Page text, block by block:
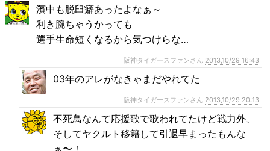
濱中も脱臼癖あったよなぁ～
利き腕ちゃうかっても
選手生命短くなるから気つけらな…
阪神タイガースファンさん 2013,10/29 16:43
03年のアレがなきゃまだやれてた
阪神タイガースファンさん 2013,10/29 20:13
不死鳥なんて応援歌で歌われてたけど戦力外、
そしてヤクルト移籍して引退早まったもんな